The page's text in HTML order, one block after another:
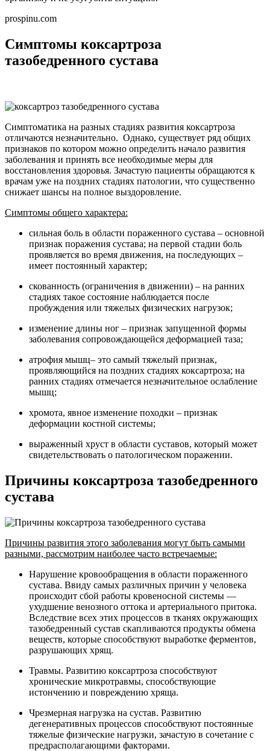
prospinu.com
Симптомы коксартроза
тазобедренного сустава
Симптоматика на разных стадиях развития коксартроза
отличаются незначительно. Однако, существует ряд общих
признаков по котором можно определить начало развития
заболевания и принять все необходимые меры для
восстановления здоровья. Зачастую пациенты обращаются к
врачам уже на поздних стадиях патологии, что существенно
снижает шансы на полное выздоровление.
Симптомы общего характера:
сильная боль в области пораженного сустава – основной
признак поражения сустава; на первой стадии боль
проявляется во время движения, на последующих –
имеет постоянный характер;
скованность (ограничения в движении) – на ранних
стадиях такое состояние наблюдается после
пробуждения или тяжелых физических нагрузок;
изменение длины ног – признак запущенной формы
заболевания сопровождающейся деформацией таза;
атрофия мышц– это самый тяжелый признак,
проявляющийся на поздних стадиях коксартроза; на
ранних стадиях отмечается незначительное ослабление
мышц;
хромота, явное изменение походки – признак
деформации костной системы;
выраженный хруст в области суставов, который может
свидетельствовать о патологическом поражении.
Причины коксартроза тазобедренного
сустава
Причины развития этого заболевания могут быть самыми
разными, рассмотрим наиболее часто встречаемые:
Нарушение кровообращения в области пораженного
сустава. Ввиду самых различных причин у человека
происходит сбой работы кровеносной системы —
ухудшение венозного оттока и артериального притока.
Вследствие всех этих процессов в тканях окружающих
тазобедренный сустав скапливаются продукты обмена
веществ, которые способствуют выработке ферментов,
разрушающих хрящ.
Травмы. Развитию коксартроза способствуют
хронические микротравмы, способствующие
истончению и повреждению хряща.
Чрезмерная нагрузка на сустав. Развитию
дегенеративных процессов способствуют постоянные
тяжелые физические нагрузки, зачастую в сочетание с
предрасполагающими факторами.